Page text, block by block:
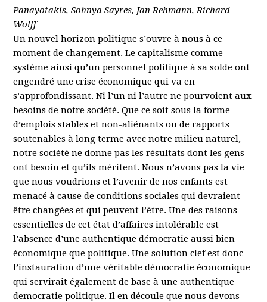
Panayotakis, Sohnya Sayres, Jan Rehmann, Richard
Wolff
Un nouvel horizon politique s’ouvre à nous à ce
moment de changement. Le capitalisme comme
système ainsi qu’un personnel politique à sa solde ont
engendré une crise économique qui va en
s’approfondissant. Ni l’un ni l’autre ne pourvoient aux
besoins de notre société. Que ce soit sous la forme
d’emplois stables et non-aliénants ou de rapports
soutenables à long terme avec notre milieu naturel,
notre société ne donne pas les résultats dont les gens
ont besoin et qu’ils méritent. Nous n’avons pas la vie
que nous voudrions et l’avenir de nos enfants est
menacé à cause de conditions sociales qui devraient
être changées et qui peuvent l’être. Une des raisons
essentielles de cet état d’affaires intolérable est
l’absence d’une authentique démocratie aussi bien
économique que politique. Une solution clef est donc
l’instauration d’une véritable démocratie économique
qui servirait également de base à une authentique
democratie politique. Il en découle que nous devons